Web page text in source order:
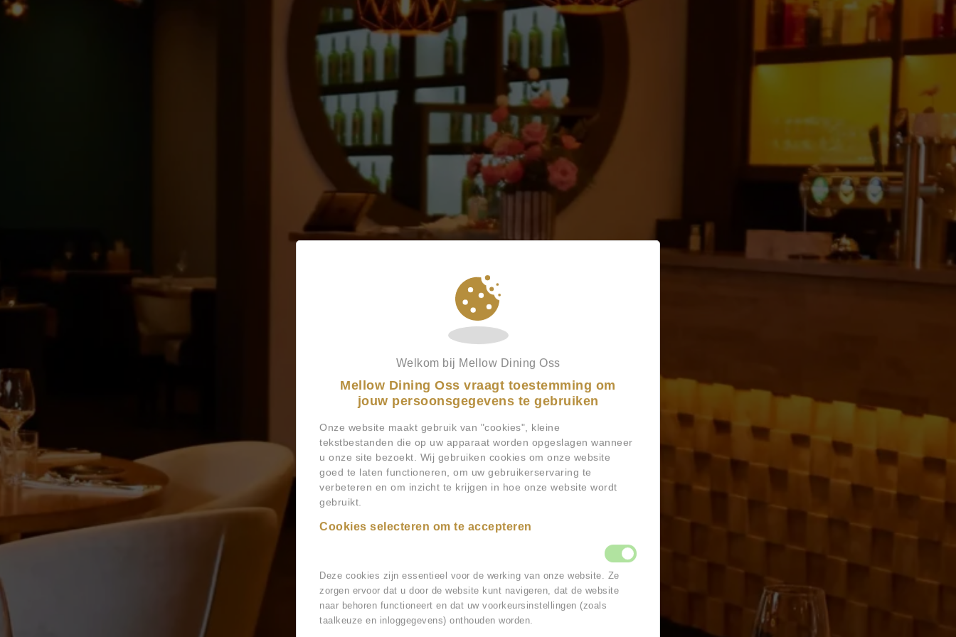
Welkom bij Mellow Dining Oss
Mellow Dining Oss vraagt toestemming om
jouw persoonsgegevens te gebruiken
Onze website maakt gebruik van "cookies", kleine
tekstbestanden die op uw apparaat worden opgeslagen wanneer
u onze site bezoekt. Wij gebruiken cookies om onze website
goed te laten functioneren, om uw gebruikerservaring te
verbeteren en om inzicht te krijgen in hoe onze website wordt
gebruikt.
Cookies selecteren om te accepteren
Deze cookies zijn essentieel voor de werking van onze website. Ze
zorgen ervoor dat u door de website kunt navigeren, dat de website
naar behoren functioneert en dat uw voorkeursinstellingen (zoals
taalkeuze en inloggegevens) onthouden worden.